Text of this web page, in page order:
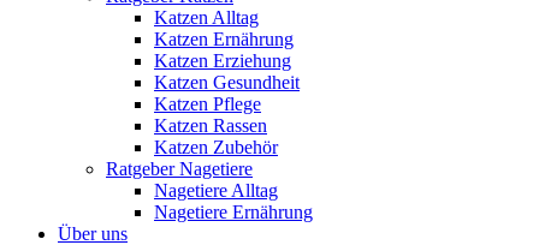
Katzen Alltag
Katzen Ernährung
Katzen Erziehung
Katzen Gesundheit
Katzen Pflege
Katzen Rassen
Katzen Zubehör
Ratgeber Nagetiere
Nagetiere Alltag
Nagetiere Ernährung
Über uns